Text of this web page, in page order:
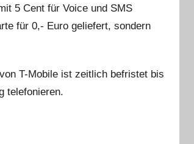
5 Cent für Voice und SMS
für 0,- Euro geliefert, sondern
T-Mobile ist zeitlich befristet bis
telefonieren.